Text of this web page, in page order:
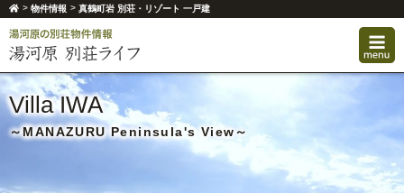
>物件情報 >真鶴町岩 別荘・リゾート 一戸建
Villa IWA
～MANAZURU Peninsula's View～